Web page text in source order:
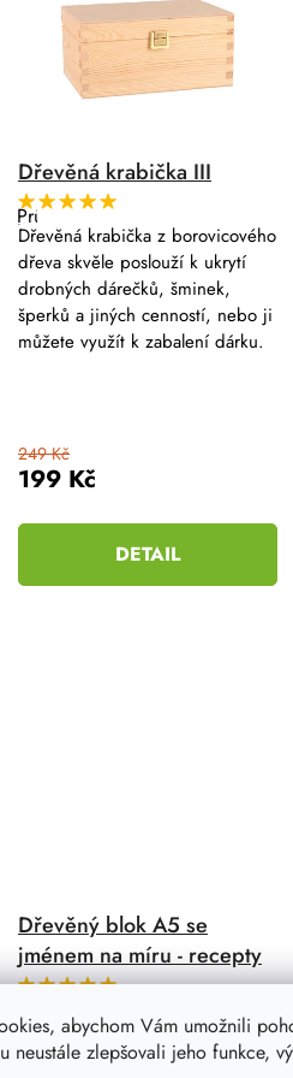
abychom Vám umožnili
neustále zlepšovali jeho funkce,
Dřevěná krabička III
Průměrné
hodnocení
produktu
je
5,0
z
5
hvězdiček.
199 Kč
249 Kč
DETAIL
Dřevěná krabička z borovicového
dřeva skvěle poslouží k ukrytí
drobných dárečků, šminek,
šperků a jiných cenností, nebo ji
můžete využít k zabalení dárku.
Dřevěný blok A5 se
jménem na míru - recepty
hodnocení
produktu
je
5,0
Stylový blok se jménem na míru
může být vaší osobní kuchařskou
knihou nebo originálním dárkem